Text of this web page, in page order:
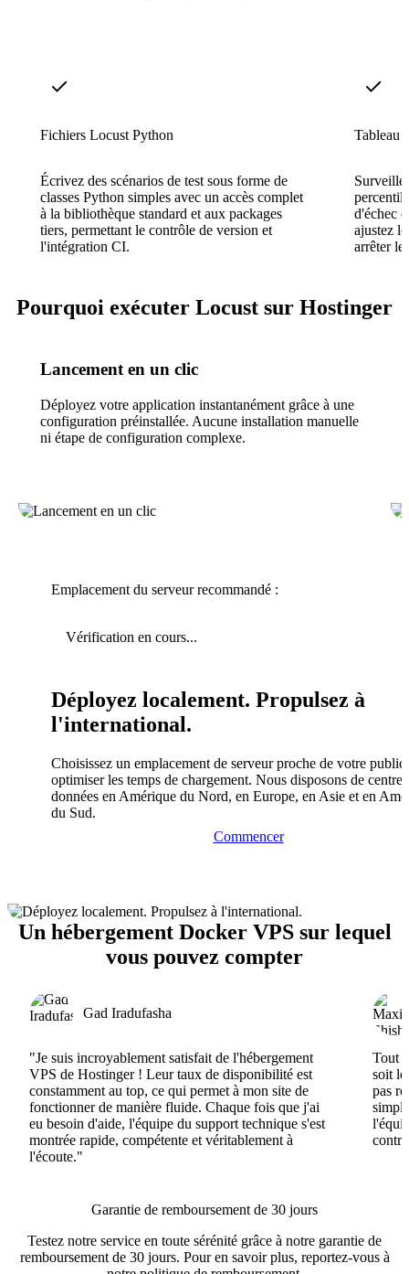
Fichiers Locust Python
Écrivez des scénarios de test sous forme de
classes Python simples avec un accès complet
à la bibliothèque standard et aux packages
tiers, permettant le contrôle de version et
l'intégration CI.
Tableau
d'échec
ajustez
arrêter le
Pourquoi exécuter Locust sur Hostinger
Lancement en un clic
Déployez votre application instantanément grâce à une
configuration préinstallée. Aucune installation manuelle
ni étape de configuration complexe.
Emplacement du serveur recommandé :
Vérification en cours...
Déployez localement. Propulsez à
l'international.
Choisissez un emplacement de serveur proche de votre
optimiser les temps de chargement. Nous disposons de
données en Amérique du Nord, en Europe, en Asie et en
du Sud.
Commencer
Un hébergement Docker VPS sur lequel
vous pouvez compter
Gad Iradufasha
"Je suis incroyablement satisfait de l'hébergement
VPS de Hostinger ! Leur taux de disponibilité est
constamment au top, ce qui permet à mon site de
fonctionner de manière fluide. Chaque fois que j'ai
eu besoin d'aide, l'équipe du support technique s'est
montrée rapide, compétente et véritablement à
l'écoute."
Tout
soit
pas
Garantie de remboursement de 30 jours
Testez notre service en toute sérénité grâce à notre garantie de
remboursement de 30 jours. Pour en savoir plus, reportez-vous à